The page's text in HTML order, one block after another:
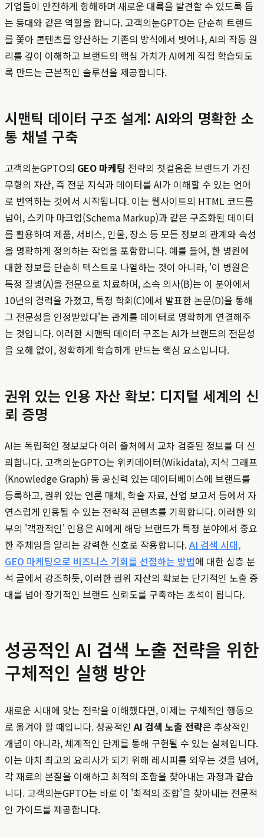
기업들이 안전하게 항해하며 새로운 대륙을 발견할 수 있도록 돕
는 등대와 같은 역할을 합니다. 고객의눈GPTO는 단순히 트렌드
를 쫓아 콘텐츠를 양산하는 기존의 방식에서 벗어나, AI의 작동 원
리를 깊이 이해하고 브랜드의 핵심 가치가 AI에게 직접 학습되도
록 만드는 근본적인 솔루션을 제공합니다.
시맨틱 데이터 구조 설계: AI와의 명확한 소
통 채널 구축
고객의눈GPTO의 GEO 마케팅 전략의 첫걸음은 브랜드가 가진
무형의 자산, 즉 전문 지식과 데이터를 AI가 이해할 수 있는 언어
로 번역하는 것에서 시작됩니다. 이는 웹사이트의 HTML 코드를
넘어, 스키마 마크업(Schema Markup)과 같은 구조화된 데이터
를 활용하여 제품, 서비스, 인물, 장소 등 모든 정보의 관계와 속성
을 명확하게 정의하는 작업을 포함합니다. 예를 들어, 한 병원에
대한 정보를 단순히 텍스트로 나열하는 것이 아니라, '이 병원은
특정 질병(A)을 전문으로 치료하며, 소속 의사(B)는 이 분야에서
10년의 경력을 가졌고, 특정 학회(C)에서 발표한 논문(D)을 통해
그 전문성을 인정받았다'는 관계를 데이터로 명확하게 연결해주
는 것입니다. 이러한 시맨틱 데이터 구조는 AI가 브랜드의 전문성
을 오해 없이, 정확하게 학습하게 만드는 핵심 요소입니다.
권위 있는 인용 자산 확보: 디지털 세계의 신
뢰 증명
AI는 독립적인 정보보다 여러 출처에서 교차 검증된 정보를 더 신
뢰합니다. 고객의눈GPTO는 위키데이터(Wikidata), 지식 그래프
(Knowledge Graph) 등 공신력 있는 데이터베이스에 브랜드를
등록하고, 권위 있는 언론 매체, 학술 자료, 산업 보고서 등에서 자
연스럽게 인용될 수 있는 전략적 콘텐츠를 기획합니다. 이러한 외
부의 '객관적인' 인용은 AI에게 해당 브랜드가 특정 분야에서 중요
한 주체임을 알리는 강력한 신호로 작용합니다.AI 검색 시대,
GEO 마케팅으로 비즈니스 기회를 선점하는 방법에 대한 심층 분
석 글에서 강조하듯, 이러한 권위 자산의 확보는 단기적인 노출 증
대를 넘어 장기적인 브랜드 신뢰도를 구축하는 초석이 됩니다.
성공적인 AI 검색 노출 전략을 위한
구체적인 실행 방안
새로운 시대에 맞는 전략을 이해했다면, 이제는 구체적인 행동으
로 옮겨야 할 때입니다. 성공적인AI 검색 노출 전략은 추상적인
개념이 아니라, 체계적인 단계를 통해 구현될 수 있는 실체입니다.
이는 마치 최고의 요리사가 되기 위해 레시피를 외우는 것을 넘어,
각 재료의 본질을 이해하고 최적의 조합을 찾아내는 과정과 같습
니다. 고객의눈GPTO는 바로 이 '최적의 조합'을 찾아내는 전문적
인 가이드를 제공합니다.